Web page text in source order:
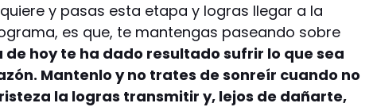
y pasas esta etapa y logras llegar a la
es que, te mantengas paseando sobre
de hoy te ha dado resultado sufrir lo que sea
Mantenlo y no trates de sonreír cuando no
la logras transmitir y, lejos de dañarte,